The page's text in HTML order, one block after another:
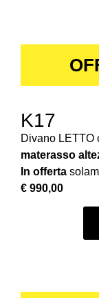
K17
Divano LETTO
materasso
In offerta
€ 990,00